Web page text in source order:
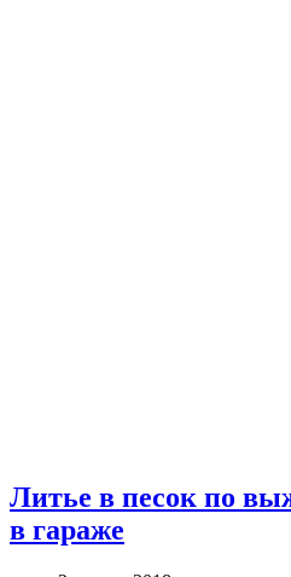
Литье в песок по
в гараже